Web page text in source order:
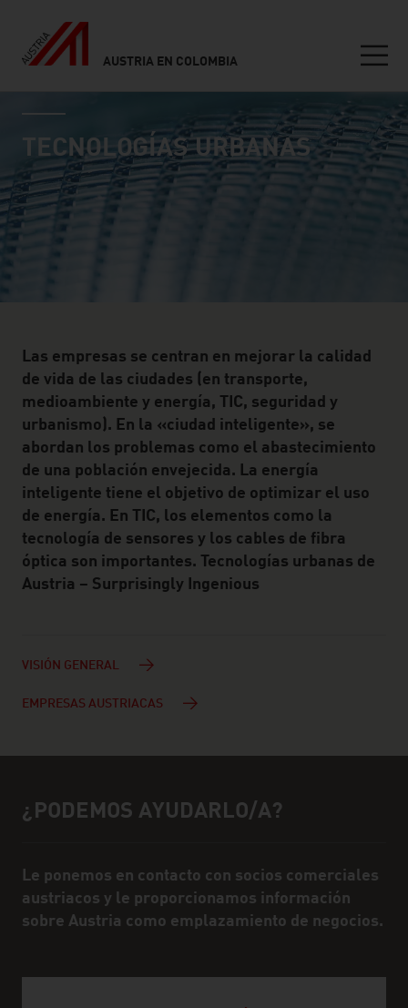
AUSTRIA EN COLOMBIA
Inhalt
industry page
TECNOLOGÍAS URBANAS
Las empresas se centran en mejorar la calidad
de vida de las ciudades (en transporte,
medioambiente y energía, TIC, seguridad y
urbanismo). En la «ciudad inteligente», se
abordan los problemas como el abastecimiento
de una población envejecida. La energía
inteligente tiene el objetivo de optimizar el uso
de energía. En TIC, los elementos como la
tecnología de sensores y los cables de fibra
óptica son importantes. Tecnologías urbanas de
Austria – Surprisingly Ingenious
VISIÓN GENERAL
EMPRESAS AUSTRIACAS
Ayuda y personas de contacto
¿PODEMOS AYUDARLO/A?
Le ponemos en contacto con socios comerciales
austriacos y le proporcionamos información
sobre Austria como emplazamiento de negocios.